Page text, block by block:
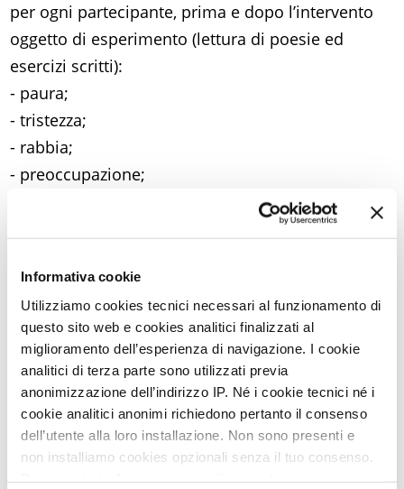
Informativa cookie
Utilizziamo cookies tecnici necessari al funzionamento di
questo sito web e cookies analitici finalizzati al
miglioramento dell’esperienza di navigazione. I cookie
analitici di terza parte sono utilizzati previa
anonimizzazione dell’indirizzo IP. Né i cookie tecnici né i
cookie analitici anonimi richiedono pertanto il consenso
dell’utente alla loro installazione. Non sono presenti e
non installiamo cookies opzionali senza il tuo consenso.
per ogni partecipante, prima e dopo l’intervento
oggetto di esperimento (lettura di poesie ed
esercizi scritti):
- paura;
- tristezza;
- rabbia;
- preoccupazione;
- le letture hanno significativamente ridotto 5 dei
6 sintomi presi in considerazione: paura(P =
.021),tristezza(P = .004),rabbia(P = .039),
preoccupazione(P = .041) estanchezza
.001);
- anche ildoloreè diminuito, anche se in misura
statisticamente non significativa (P = .092).
Secondo i partecipanti, l’iniziativa: